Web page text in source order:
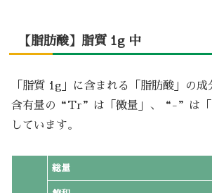
【脂肪酸】脂質 1g 中
「脂質 1g」に含まれる「脂肪酸」の成
含有量の“Tr”は「微量」、“-”は「
しています。
総量